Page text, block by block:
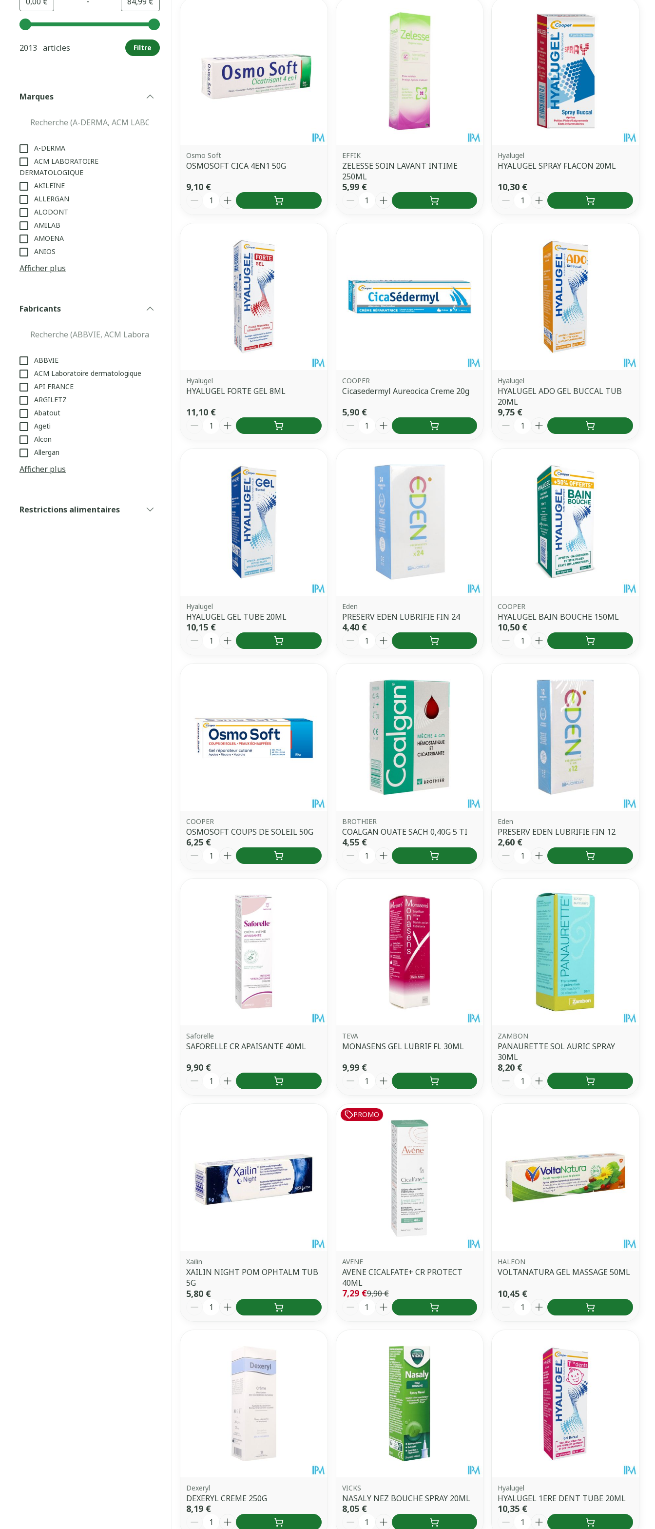
Utilisez les touches fléchées gauche et droite pour ajuster les valeurs minimales et maximales du prix.
2013 articles
Filtre
Marques
A-DERMA
ACM LABORATOIRE
DERMATOLOGIQUE
AKILEÏNE
ALLERGAN
ALODONT
AMILAB
AMOENA
ANIOS
Afficher plus
Fabricants
ABBVIE
ACM Laboratoire dermatologique
API FRANCE
ARGILETZ
Abatout
Ageti
Alcon
Allergan
Afficher plus
Restrictions alimentaires
Osmo Soft
OSMOSOFT CICA 4EN1 50G
9,10 €
Quantité
EFFIK
ZELESSE SOIN LAVANT INTIME
250ML
5,99 €
Quantité
Hyalugel
HYALUGEL SPRAY FLACON 20ML
10,30 €
Quantité
Hyalugel
HYALUGEL FORTE GEL 8ML
11,10 €
Quantité
COOPER
Cicasedermyl Aureocica Creme 20g
5,90 €
Quantité
Hyalugel
HYALUGEL ADO GEL BUCCAL TUB
20ML
9,75 €
Quantité
Hyalugel
HYALUGEL GEL TUBE 20ML
10,15 €
Quantité
Eden
PRESERV EDEN LUBRIFIE FIN 24
4,40 €
Quantité
COOPER
HYALUGEL BAIN BOUCHE 150ML
10,50 €
Quantité
COOPER
OSMOSOFT COUPS DE SOLEIL 50G
6,25 €
Quantité
BROTHIER
COALGAN OUATE SACH 0,40G 5 TI
4,55 €
Quantité
Eden
PRESERV EDEN LUBRIFIE FIN 12
2,60 €
Quantité
Saforelle
SAFORELLE CR APAISANTE 40ML
9,90 €
Quantité
TEVA
MONASENS GEL LUBRIF FL 30ML
9,99 €
Quantité
ZAMBON
PANAURETTE SOL AURIC SPRAY
30ML
8,20 €
Quantité
Xailin
XAILIN NIGHT POM OPHTALM TUB
5G
5,80 €
Quantité
PROMO
AVENE
AVENE CICALFATE+ CR PROTECT
40ML
9,90 €
7,29 €
Quantité
HALEON
VOLTANATURA GEL MASSAGE 50ML
10,45 €
Quantité
Dexeryl
DEXERYL CREME 250G
8,19 €
Quantité
VICKS
NASALY NEZ BOUCHE SPRAY 20ML
8,05 €
Quantité
Hyalugel
HYALUGEL 1ERE DENT TUBE 20ML
10,35 €
Quantité